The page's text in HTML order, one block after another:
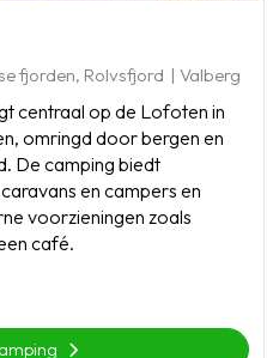
fjorden, Rolvsfjord Valberg
centraal op de Lofoten in
omringd door bergen en
De camping biedt
en campers en
voorzieningen zoals
café.